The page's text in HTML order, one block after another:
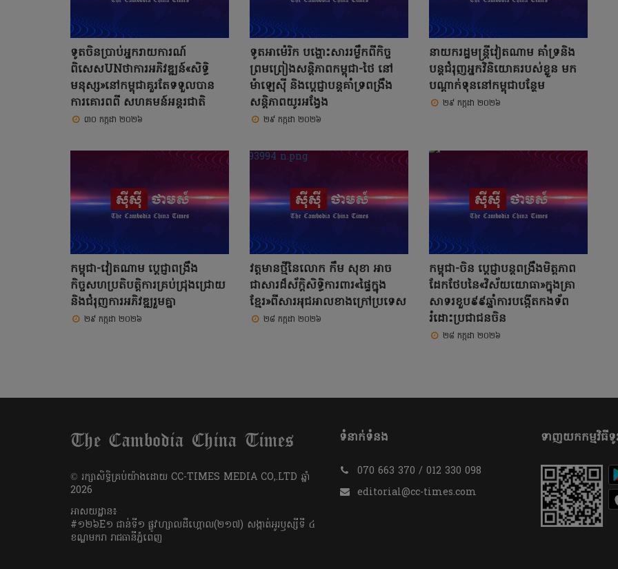
ទូតចិនប្រាប់អ្នករាយការណ៍
ពិសេសUNថាការអភិវឌ្ឍន៍«សិទ្ធិ
មនុស្ស»នៅកម្ពុជាគួរតែទទួលបាន
ការគោរពពី សហគមន៍អន្តរជាតិ
៣០ កក្កដា ២០២៦
ទូតអាម៉េរិក បង្ហោះសាររម្លឹកពីកិច្ច
ព្រមព្រៀងសន្តិភាពកម្ពុជា-ថៃ នៅ
ម៉ាឡេស៊ី និងប្តេជ្ញាបន្តគាំទ្រពង្រឹង
សន្តិភាពយូរអង្វែង
២៩ កក្កដា ២០២៦
នាយករដ្ឋមន្ត្រីវៀតណាម គាំទ្រនិង
បន្តជំរុញអ្នកវិនិយោគរបស់ខ្លួន មក
បណ្តាក់ទុននៅកម្ពុជាបន្ថែម
២៩ កក្កដា ២០២៦
កម្ពុជា-វៀតណាម ប្តេជ្ញាពង្រឹង
កិច្ចសហប្រតិបត្តិការគ្រប់ជ្រុងជ្រោយ
និងជំរុញការអភិវឌ្ឍរួមគ្នា
២៩ កក្កដា ២០២៦
វត្តមានថ្មីនៃលោក កឹម សុខា អាច
ជាសារដ៏ស័ក្តិសិទ្ធិការពារ«ផ្ទៃក្នុង
ខ្មែរ»ពីសារអុជអាលខាងក្រៅប្រទេស
២៨ កក្កដា ២០២៦
កម្ពុជា-ចិន ប្តេជ្ញាបន្តពង្រឹងមិត្តភាព
ដែកថែបនៃ«វិស័យយោធា»ក្នុងគ្រា
សាទរខួប៩៩ឆ្នាំការបង្កើតកងទ័ព
រំដោះប្រជាជនចិន
២៨ កក្កដា ២០២៦
​© រក្សា​សិទ្ធិ​គ្រប់​យ៉ាង​ដោយ​ CC-TIMES MEDIA CO,.LTD ឆ្នាំ​
2026
អាសយដ្ឋាន៖
#១២៦E១ ជាន់ទី១ ផ្លូវហ្សាលដឺហ្គោល(២១៧) សង្កាត់អូរឫស្សីទី ៤
ខណ្ឌមករា រាជធានីភ្នំពេញ
ទំនាក់ទំនង
070 663 370 / 012 330 098
editorial@cc-times.com
ទាញយកកម្មវិធីទូ